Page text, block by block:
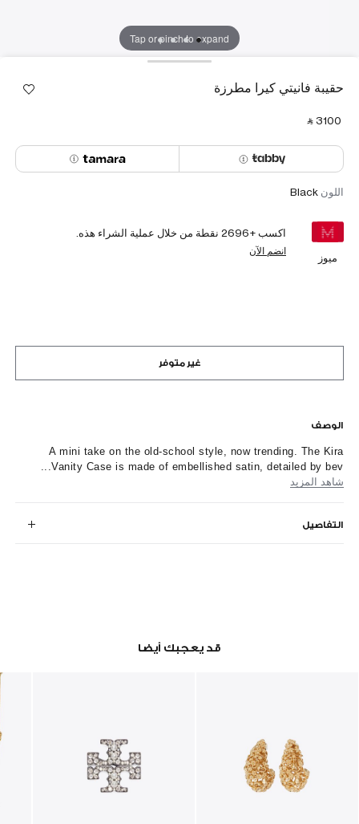
Tap or pinch to expand
حقيبة فانيتي كيرا مطرزة
‎ ⃁ ⁦3100⁩ ‎
اللون Black
ميوز
اكسب +2696 نقطة من خلال عملية الشراء هذه.
انضم الآن
غير متوفر
الوصف
A mini take on the old-school style, now trending. The Kira
Vanity Case is made of embellished satin, detailed by bev...
شاهد المزيد
التفاصيل
قد يعجبك أيضا